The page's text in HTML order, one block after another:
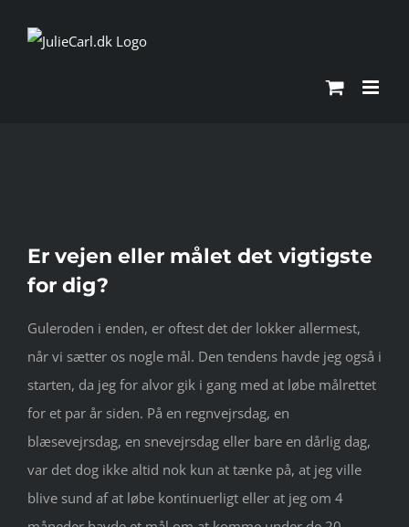
større
billede
Er vejen eller målet det vigtigste
for dig?
Guleroden i enden, er oftest det der lokker allermest,
når vi sætter os nogle mål. Den tendens havde jeg også i
starten, da jeg for alvor gik i gang med at løbe målrettet
for et par år siden. På en regnvejrsdag, en
blæsevejrsdag, en snevejrsdag eller bare en dårlig dag,
var det dog ikke altid nok kun at tænke på, at jeg ville
blive sund af at løbe kontinuerligt eller at jeg om 4